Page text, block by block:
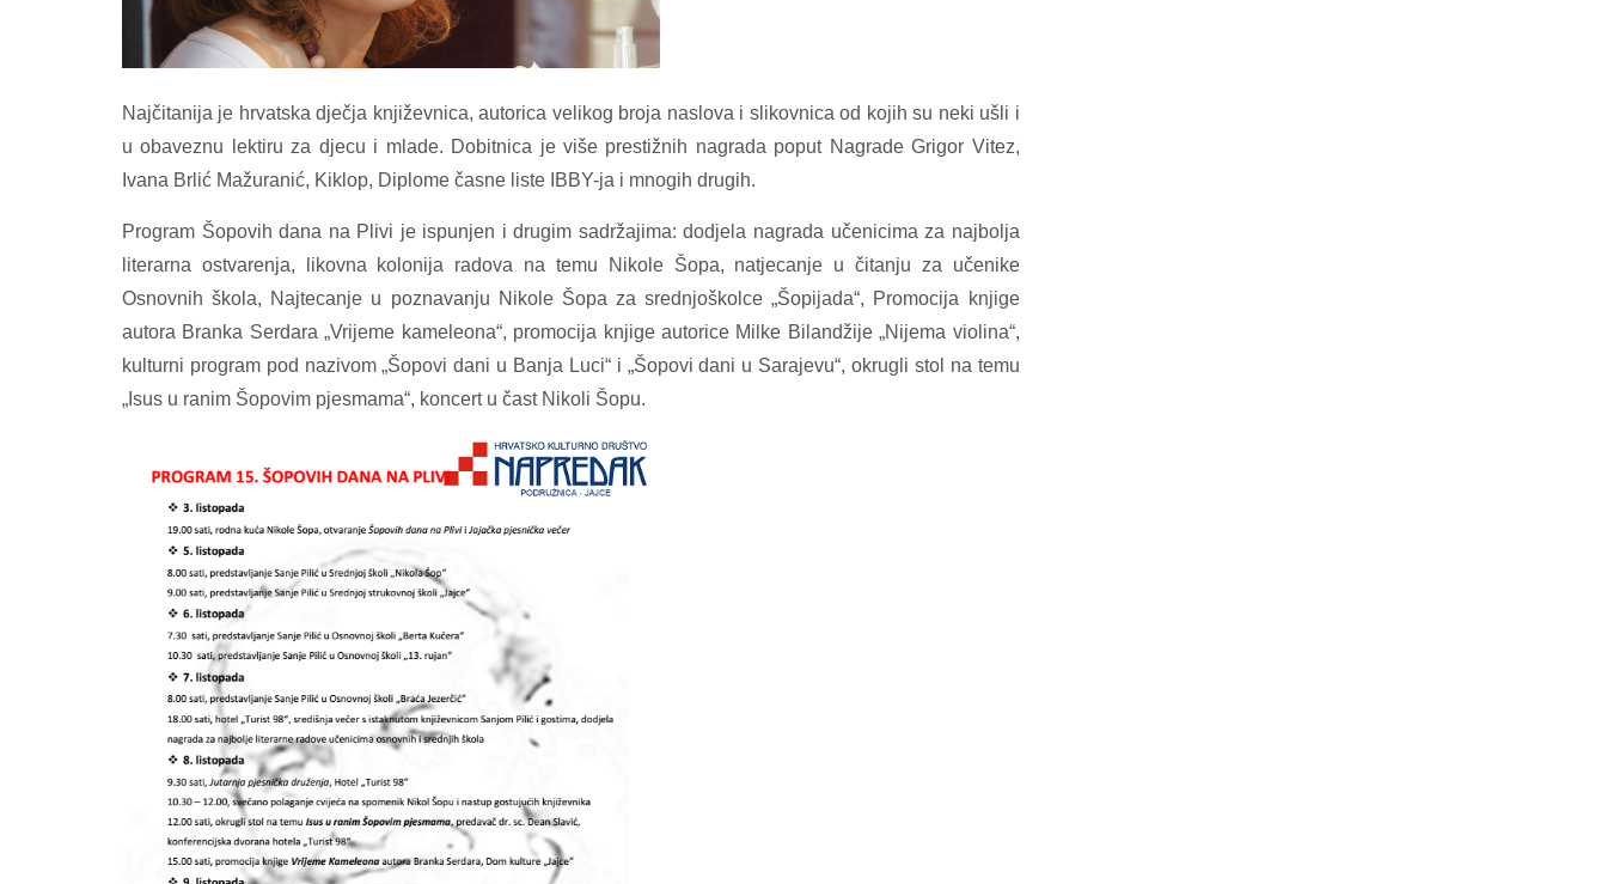
Najčitanija je hrvatska dječja književnica, autorica velikog broja naslova i slikovnica od kojih su neki ušli i
u obaveznu lektiru za djecu i mlade. Dobitnica je više prestižnih nagrada poput Nagrade Grigor Vitez,
Ivana Brlić Mažuranić, Kiklop, Diplome časne liste IBBY-ja i mnogih drugih.
Program Šopovih dana na Plivi je ispunjen i drugim sadržajima: dodjela nagrada učenicima za najbolja
literarna ostvarenja, likovna kolonija radova na temu Nikole Šopa, natjecanje u čitanju za učenike
Osnovnih škola, Najtecanje u poznavanju Nikole Šopa za srednjoškolce „Šopijada“, Promocija knjige
autora Branka Serdara „Vrijeme kameleona“, promocija knjige autorice Milke Bilandžije „Nijema violina“,
kulturni program pod nazivom „Šopovi dani u Banja Luci“ i „Šopovi dani u Sarajevu“, okrugli stol na temu
„Isus u ranim Šopovim pjesmama“, koncert u čast Nikoli Šopu.